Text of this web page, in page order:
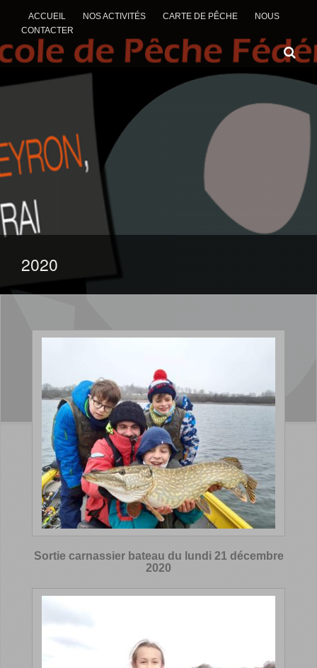
ACCUEIL NOS ACTIVITÉS CARTE DE PÊCHE
NOUS
CONTACTER
ALLER AU CONTENU
2020
Sortie carnassier bateau du lundi 21 décembre
2020